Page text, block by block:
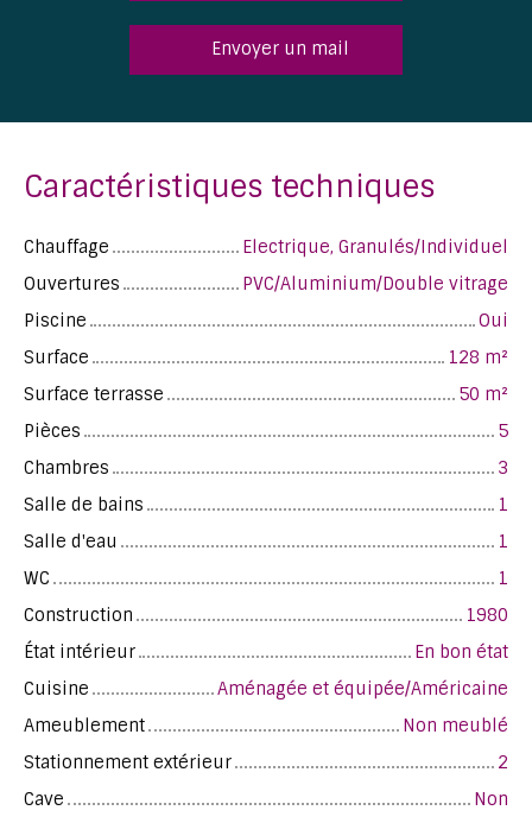
Envoyer un mail
Caractéristiques techniques
Chauffage
Electrique, Granulés/Individuel
Ouvertures
PVC/Aluminium/Double vitrage
Piscine
Oui
Surface
128 m²
Surface terrasse
50 m²
Pièces
5
Chambres
3
Salle de bains
1
Salle d'eau
1
WC
1
Construction
1980
État intérieur
En bon état
Cuisine
Aménagée et équipée/Américaine
Ameublement
Non meublé
Stationnement extérieur
2
Cave
Non